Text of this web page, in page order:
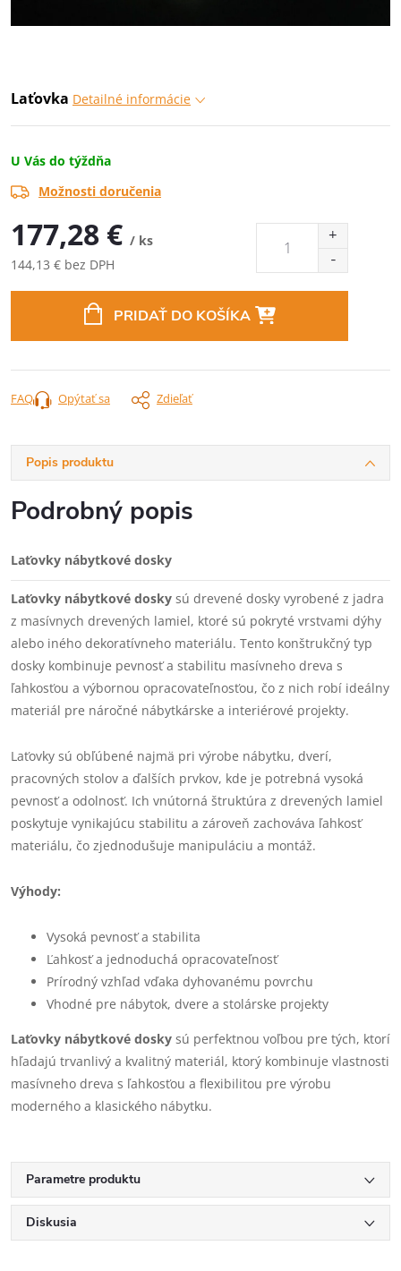
Laťovka Detailné informácie
U Vás do týždňa
Možnosti doručenia
177,28 € / ks
144,13 € bez DPH
PRIDAŤ DO KOŠÍKA
Opýtať sa Zdieľať
FAQ
Popis produktu
Podrobný popis
Laťovky nábytkové dosky
Laťovky nábytkové dosky sú drevené dosky vyrobené z jadra
z masívnych drevených lamiel, ktoré sú pokryté vrstvami dýhy
alebo iného dekoratívneho materiálu. Tento konštrukčný typ
dosky kombinuje pevnosť a stabilitu masívneho dreva s
ľahkosťou a výbornou opracovateľnosťou, čo z nich robí ideálny
materiál pre náročné nábytkárske a interiérové projekty.
Laťovky sú obľúbené najmä pri výrobe nábytku, dverí,
pracovných stolov a ďalších prvkov, kde je potrebná vysoká
pevnosť a odolnosť. Ich vnútorná štruktúra z drevených lamiel
poskytuje vynikajúcu stabilitu a zároveň zachováva ľahkosť
materiálu, čo zjednodušuje manipuláciu a montáž.
Výhody:
Vysoká pevnosť a stabilita
Ľahkosť a jednoduchá opracovateľnosť
Prírodný vzhľad vďaka dyhovanému povrchu
Vhodné pre nábytok, dvere a stolárske projekty
Laťovky nábytkové dosky sú perfektnou voľbou pre tých, ktorí
hľadajú trvanlivý a kvalitný materiál, ktorý kombinuje vlastnosti
masívneho dreva s ľahkosťou a flexibilitou pre výrobu
moderného a klasického nábytku.
Parametre produktu
Diskusia